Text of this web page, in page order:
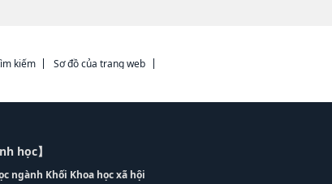
kiếm
Sơ đồ của trang web
học】
ngành Khối Khoa học xã hội